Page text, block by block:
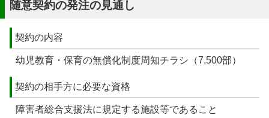
随意契約の発注の見通し
契約の内容
幼児教育・保育の無償化制度周知チラシ（7,500部）
契約の相手方に必要な資格
障害者総合支援法に規定する施設等であること